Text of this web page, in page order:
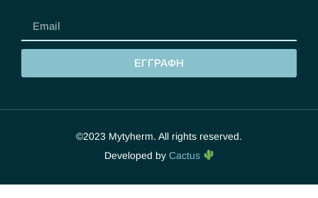
ΕΓΓΡΑΦΗ
©2023 Mytyherm. All rights reserved.
Developed by Cactus